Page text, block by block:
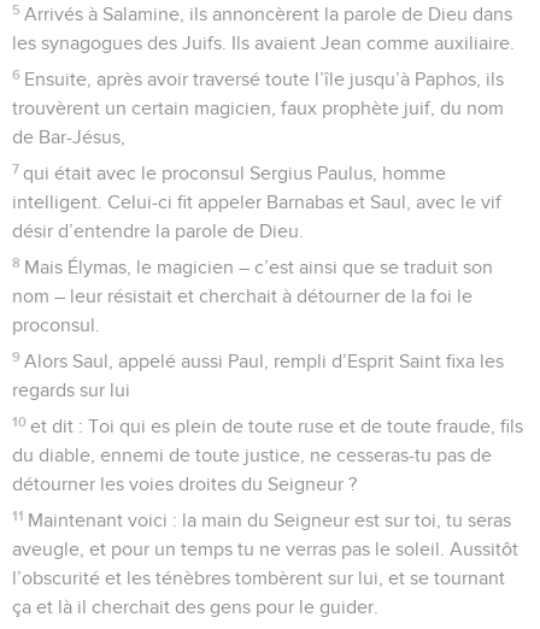
5 Arrivés à Salamine, ils annoncèrent la parole de Dieu dans
les synagogues des Juifs. Ils avaient Jean comme auxiliaire.
6 Ensuite, après avoir traversé toute l’île jusqu’à Paphos, ils
trouvèrent un certain magicien, faux prophète juif, du nom
de Bar-Jésus,
7 qui était avec le proconsul Sergius Paulus, homme
intelligent. Celui-ci fit appeler Barnabas et Saul, avec le vif
désir d’entendre la parole de Dieu.
8 Mais Élymas, le magicien – c’est ainsi que se traduit son
nom – leur résistait et cherchait à détourner de la foi le
proconsul.
9 Alors Saul, appelé aussi Paul, rempli d’Esprit Saint fixa les
regards sur lui
10 et dit : Toi qui es plein de toute ruse et de toute fraude, fils
du diable, ennemi de toute justice, ne cesseras-tu pas de
détourner les voies droites du Seigneur ?
11 Maintenant voici : la main du Seigneur est sur toi, tu seras
aveugle, et pour un temps tu ne verras pas le soleil. Aussitôt
l’obscurité et les ténèbres tombèrent sur lui, et se tournant
ça et là il cherchait des gens pour le guider.